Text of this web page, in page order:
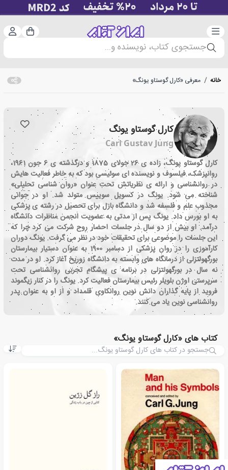
دسته‌بندی سبد
جستجوی کتاب، نویسنده و...
خانه / معرفی «کارل گوستاو یونگ»
کارل گوستاو یونگ
Carl Gustav Jung
کارل گوستاو یونگ، زاده ی 26 جولای 1875 و درگذشته ی 6 جون 1961،
روانپزشک، فیلسوف و نویسنده ای سوئیسی بود که به خاطر فعالیت هایش
در روانشناسی و ارائه ی نظریاتش تحت عنوان «روان شناسی تحلیلی»
شناخته می شود. یونگ در کسویل سوییس متولد شد. او در جوانی
مجذوب علم و فلسفه شد و دانشگاه بازل برای تحصیل در رشته ی پزشکی
به او بورس داد. یونگ پس از مدتی به عضویت انجمن مناظرات دانشگاه
درآمد. او بیش از دو سال در جلسات احضار روح شرکت می کرد چرا که
این جلسات را موضوعی برای تحقیقات خود در نظر می گرفت. یونگ دوران
کارآموزی را در روان پزشکی از دسامبر 1900 به عنوان دستیار بیمارستان
بورگهولتزلی از درمانگاه های وابسته به دانشگاه زوریخ آغاز کرد. او در مدت
نه سال در بورگهولتزلی در برنامه ی پیشگام تجربی روانشناسی تحت
سرپرستی اوژن بلویلر رئیس بیمارستان فعالیت کرد. یونگ را در کنار زیگموند
فروید از پایه گذاران دانش نوین روانکاوی قلمداد و از او به عنوان پدر
روانشناسی نوین یاد می کنند.
کتاب های «کارل گوستاو یونگ»